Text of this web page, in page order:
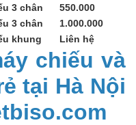
3 chân
550.000
3 chân
1.000.000
khung Liên hệ
chiếu và
tại Hà Nội